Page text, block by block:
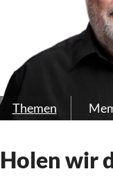
Themen
Holen wir